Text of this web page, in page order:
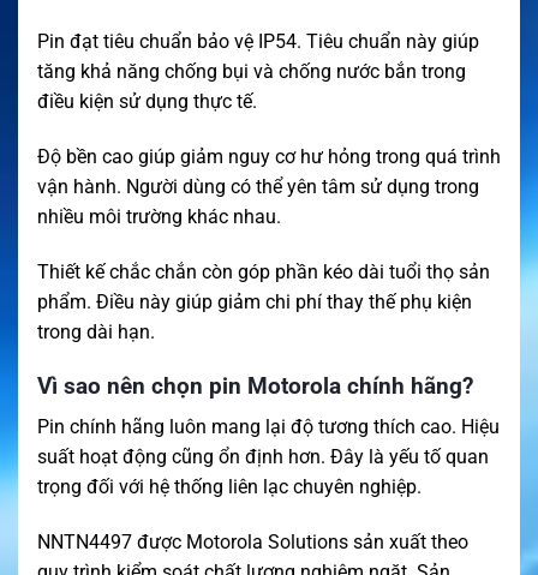
Pin đạt tiêu chuẩn bảo vệ IP54. Tiêu chuẩn này giúp
tăng khả năng chống bụi và chống nước bắn trong
điều kiện sử dụng thực tế.
Độ bền cao giúp giảm nguy cơ hư hỏng trong quá trình
vận hành. Người dùng có thể yên tâm sử dụng trong
nhiều môi trường khác nhau.
Thiết kế chắc chắn còn góp phần kéo dài tuổi thọ sản
phẩm. Điều này giúp giảm chi phí thay thế phụ kiện
trong dài hạn.
Vì sao nên chọn pin Motorola chính hãng?
Pin chính hãng luôn mang lại độ tương thích cao. Hiệu
suất hoạt động cũng ổn định hơn. Đây là yếu tố quan
trọng đối với hệ thống liên lạc chuyên nghiệp.
NNTN4497 được Motorola Solutions sản xuất theo